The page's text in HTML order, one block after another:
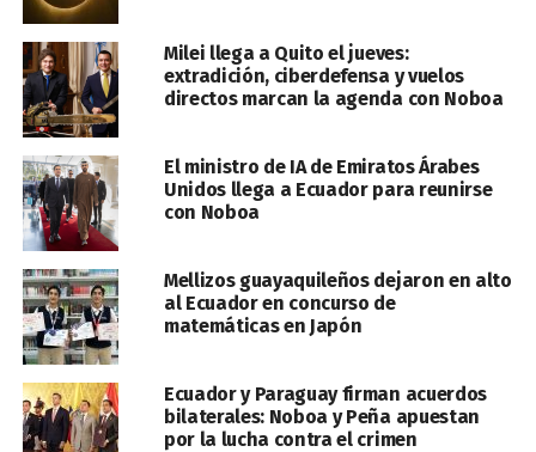
Milei llega a Quito el jueves:
extradición, ciberdefensa y vuelos
directos marcan la agenda con Noboa
El ministro de IA de Emiratos Árabes
Unidos llega a Ecuador para reunirse
con Noboa
Mellizos guayaquileños dejaron en alto
al Ecuador en concurso de
matemáticas en Japón
Ecuador y Paraguay firman acuerdos
bilaterales: Noboa y Peña apuestan
por la lucha contra el crimen